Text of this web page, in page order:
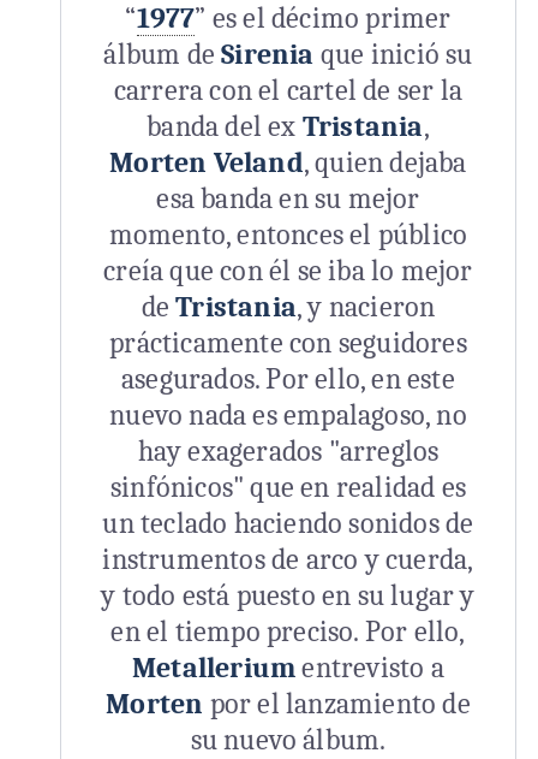
“1977” es el décimo primer
álbum deSirenia que inició su
carrera con el cartel de ser la
banda del ex Tristania,
Morten Veland, quien dejaba
esa banda en su mejor
momento, entonces el público
creía que con él se iba lo mejor
deTristania, y nacieron
prácticamente con seguidores
asegurados. Por ello, en este
nuevo nada es empalagoso, no
hay exagerados "arreglos
sinfónicos" que en realidad es
un teclado haciendo sonidos de
instrumentos de arco y cuerda,
y todo está puesto en su lugar y
en el tiempo preciso. Por ello,
Metalleriumentrevisto a
Morten por el lanzamiento de
su nuevo álbum.